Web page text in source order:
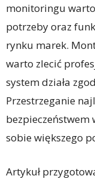
monitoringu
potrzeby oraz
rynku marek.
warto zlecić
system działa
Przestrzeganie
sobie większego
Artykuł